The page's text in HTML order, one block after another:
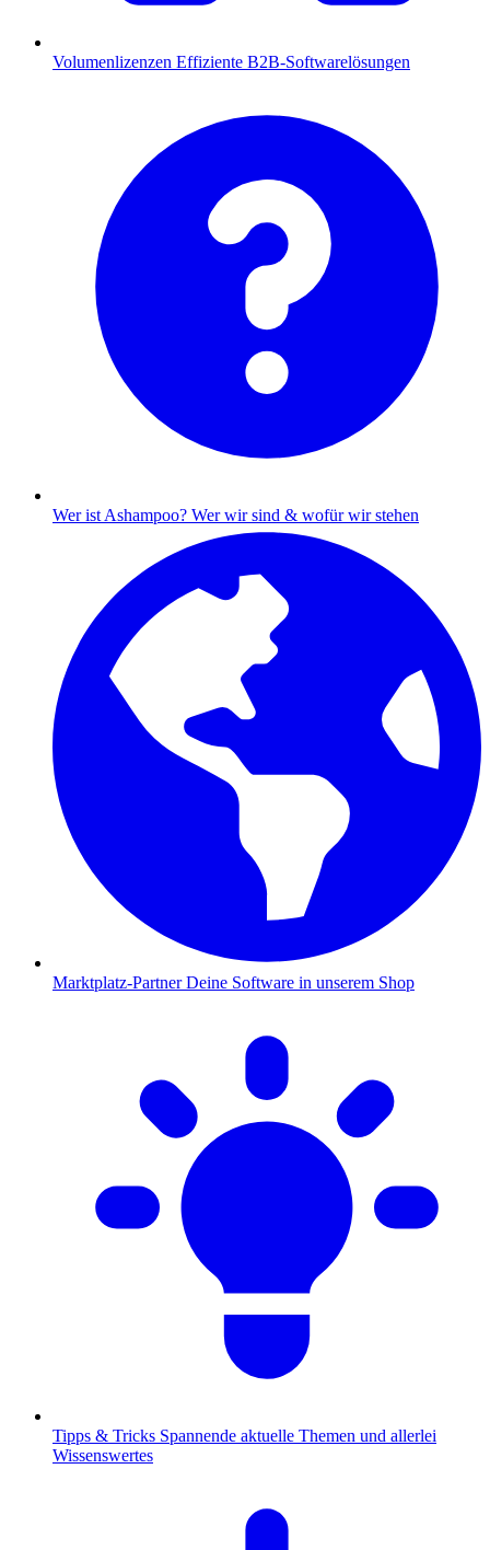
Volumenlizenzen Effiziente B2B-Softwarelösungen
Wer ist Ashampoo? Wer wir sind & wofür wir stehen
Marktplatz-Partner Deine Software in unserem Shop
Tipps & Tricks Spannende aktuelle Themen und allerlei
Wissenswertes